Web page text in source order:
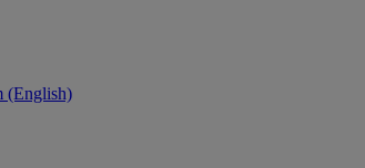
(English)